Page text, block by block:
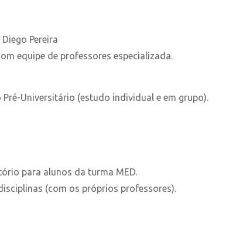
Pereira
equipe de professores especializada.
Universitário (estudo individual e em grupo).
para alunos da turma MED.
(com os próprios professores).